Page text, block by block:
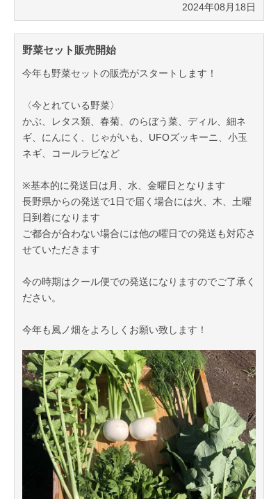
2024年08月18日
野菜セット販売開始
今年も野菜セットの販売がスタートします！
〈今とれている野菜〉
かぶ、レタス類、春菊、のらぼう菜、ディル、細ネ
ギ、にんにく、じゃがいも、UFOズッキーニ、小玉
ネギ、コールラビなど
※基本的に発送日は月、水、金曜日となります
長野県からの発送で1日で届く場合には火、木、土曜
日到着になります
ご都合が合わない場合には他の曜日での発送も対応さ
せていただきます
今の時期はクール便での発送になりますのでご了承く
ださい。
今年も風ノ畑をよろしくお願い致します！